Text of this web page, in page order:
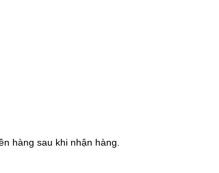
hàng sau khi nhận hàng.